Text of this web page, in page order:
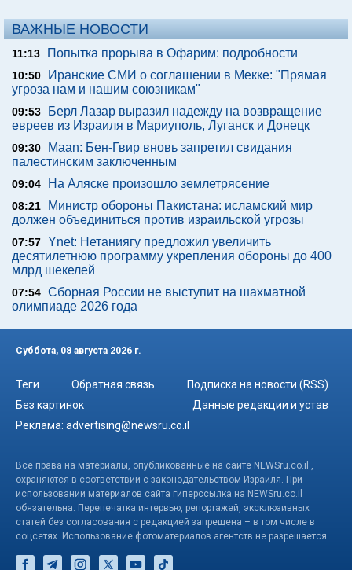
ВАЖНЫЕ НОВОСТИ
11:13 Попытка прорыва в Офарим: подробности
10:50
Иранские СМИ о соглашении в Мекке: "Прямая
угроза нам и нашим союзникам"
09:53
Берл Лазар выразил надежду на возвращение
евреев из Израиля в Мариуполь, Луганск и Донецк
09:30
Maan: Бен-Гвир вновь запретил свидания
палестинским заключенным
09:04 На Аляске произошло землетрясение
08:21
Министр обороны Пакистана: исламский мир
должен объединиться против израильской угрозы
07:57 Ynet: Нетаниягу предложил увеличить
десятилетнюю программу укрепления обороны до 400
млрд шекелей
07:54 Сборная России не выступит на шахматной
олимпиаде 2026 года
Суббота, 08 августа 2026 г.
Теги Обратная связь
Подписка на новости (RSS)
Без картинок
Данные редакции и устав
Реклама: advertising@newsru.co.il
Все права на материалы, опубликованные на сайте NEWSru.co.il ,
охраняются в соответствии с законодательством Израиля. При
использовании материалов сайта гиперссылка на NEWSru.co.il
обязательна. Перепечатка интервью, репортажей, эксклюзивных
статей без согласования с редакцией запрещена – в том числе в
соцсетях. Использование фотоматериалов агентств не разрешается.